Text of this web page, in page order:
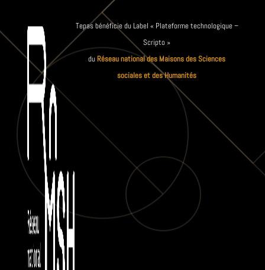
Tepas bénéficie du Label « Plateforme technologique –
Scripto »
du Réseau national des Maisons des Sciences
sociales et des Humanités